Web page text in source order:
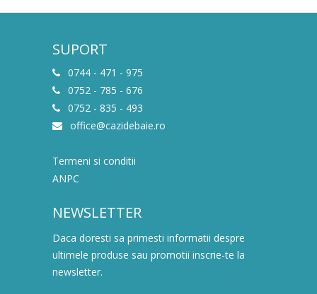
SUPORT
0744 - 471 - 975
0752 - 785 - 676
0752 - 835 - 493
office@cazidebaie.ro
Termeni si conditii
ANPC
NEWSLETTER
Daca doresti sa primesti informatii despre
ultimele produse sau promotii inscrie-te la
newsletter.